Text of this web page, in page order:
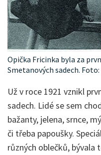
Opička Fricinka byla za
Smetanových sadech.
Už v roce 1921 vznikl
sadech. Lidé se sem
bažanty, jelena, srnce,
či třeba papoušky.
různých oblečků, bývala